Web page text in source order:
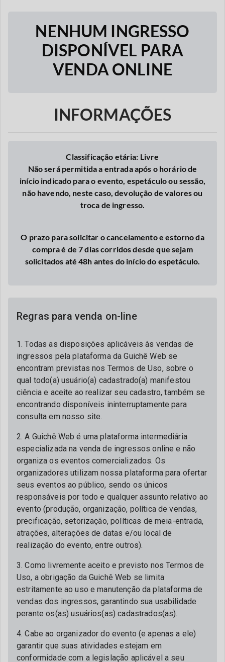
NENHUM INGRESSO
DISPONÍVEL PARA
VENDA ONLINE
INFORMAÇÕES
Classificação etária: Livre
Não será permitida a entrada após o horário de
início indicado para o evento, espetáculo ou sessão,
não havendo, neste caso, devolução de valores ou
troca de ingresso.
O prazo para solicitar o cancelamento e estorno da
compra é de 7 dias corridos desde que sejam
solicitados até 48h antes do início do espetáculo.
Regras para venda on-line
1. Todas as disposições aplicáveis às vendas de
ingressos pela plataforma da Guichê Web se
encontram previstas nos Termos de Uso, sobre o
qual todo(a) usuário(a) cadastrado(a) manifestou
ciência e aceite ao realizar seu cadastro, também se
encontrando disponíveis ininterruptamente para
consulta em nosso site.
2. A Guichê Web é uma plataforma intermediária
especializada na venda de ingressos online e não
organiza os eventos comercializados. Os
organizadores utilizam nossa plataforma para ofertar
seus eventos ao público, sendo os únicos
responsáveis por todo e qualquer assunto relativo ao
evento (produção, organização, política de vendas,
precificação, setorização, políticas de meia-entrada,
atrações, alterações de datas e/ou local de
realização do evento, entre outros).
3. Como livremente aceito e previsto nos Termos de
Uso, a obrigação da Guichê Web se limita
estritamente ao uso e manutenção da plataforma de
vendas dos ingressos, garantindo sua usabilidade
perante os(as) usuários(as) cadastrados(as).
4. Cabe ao organizador do evento (e apenas a ele)
garantir que suas atividades estejam em
conformidade com a legislação aplicável a seu